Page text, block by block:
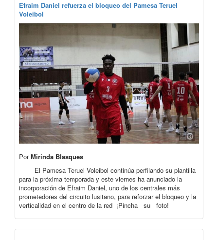
Efraim Daniel refuerza el bloqueo del Pamesa Teruel
Voleibol
PorMirinda Blasques
El Pamesa Teruel Voleibol continúa perfilando su plantilla
para la próxima temporada y este viernes ha anunciado la
incorporación de Efraim Daniel, uno de los centrales más
prometedores del circuito lusitano, para reforzar el bloqueo y la
verticalidad en el centro de la red ¡Pincha su foto!